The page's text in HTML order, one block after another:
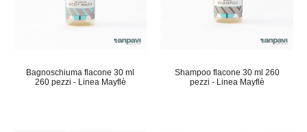
Bagnoschiuma flacone 30 ml
260 pezzi - Linea Mayflè
Shampoo flacone 30 ml 260
pezzi - Linea Mayflè